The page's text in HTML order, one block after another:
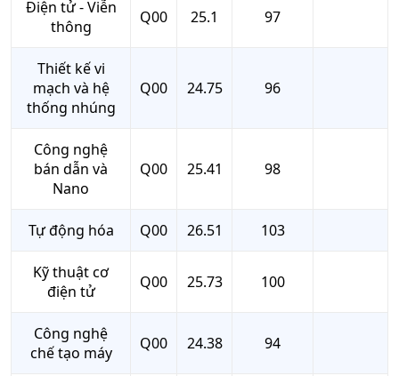
Điện tử - Viễn
thông
Q00 25.1 97
Thiết kế vi
mạch và hệ
thống nhúng
Q00 24.75 96
Công nghệ
bán dẫn và
Nano
Q00 25.41 98
Tự động hóa Q00 26.51 103
Kỹ thuật cơ
điện tử
Q00 25.73 100
Công nghệ
chế tạo máy
Q00 24.38 94